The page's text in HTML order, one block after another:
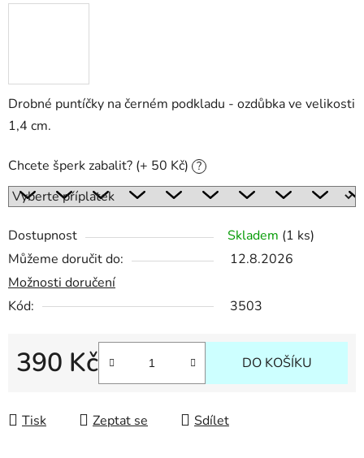
Drobné puntíčky na černém podkladu - ozdůbka ve velikosti
1,4 cm.
Chcete šperk zabalit? (+ 50 Kč) ?
Dostupnost Skladem (1 ks)
Můžeme doručit do:
12.8.2026
Možnosti doručení
Kód:
3503
390 Kč DO KOŠÍKU
Tisk Zeptat se Sdílet